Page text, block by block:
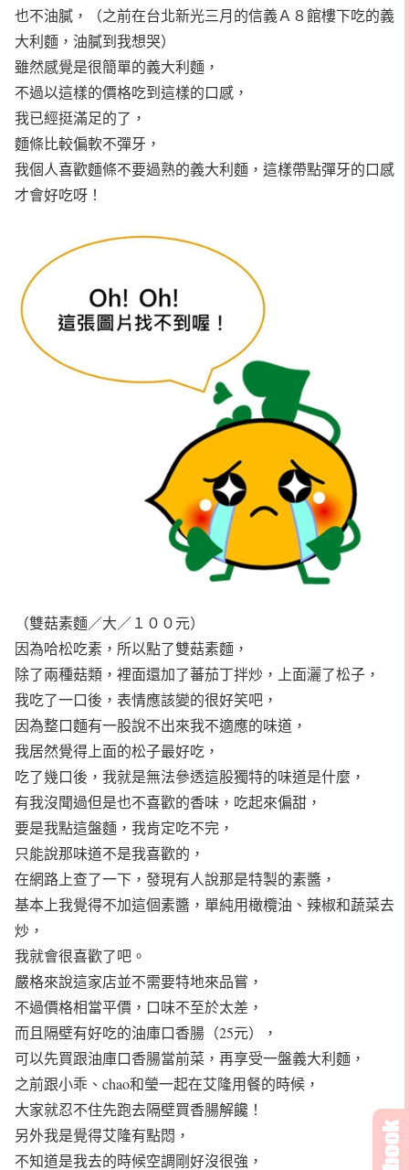
也不油膩，（之前在台北新光三月的信義Ａ８館樓下吃的義
大利麵，油膩到我想哭）
雖然感覺是很簡單的義大利麵，
不過以這樣的價格吃到這樣的口感，
我已經挺滿足的了，
麵條比較偏軟不彈牙，
我個人喜歡麵條不要過熟的義大利麵，這樣帶點彈牙的口感
才會好吃呀！
（雙菇素麵／大／１００元）
因為哈松吃素，所以點了雙菇素麵，
除了兩種菇類，裡面還加了蕃茄丁拌炒，上面灑了松子，
我吃了一口後，表情應該變的很好笑吧，
因為整口麵有一股說不出來我不適應的味道，
我居然覺得上面的松子最好吃，
吃了幾口後，我就是無法參透這股獨特的味道是什麼，
有我沒聞過但是也不喜歡的香味，吃起來偏甜，
要是我點這盤麵，我肯定吃不完，
只能說那味道不是我喜歡的，
在網路上查了一下，發現有人說那是特製的素醬，
基本上我覺得不加這個素醬，單純用橄欖油、辣椒和蔬菜去
炒，
我就會很喜歡了吧。
嚴格來說這家店並不需要特地來品嘗，
不過價格相當平價，口味不至於太差，
而且隔壁有好吃的油庫口香腸（25元），
可以先買跟油庫口香腸當前菜，再享受一盤義大利麵，
之前跟小乖、chao和瑩一起在艾隆用餐的時候，
大家就忍不住先跑去隔壁買香腸解饞！
另外我是覺得艾隆有點悶，
不知道是我去的時候空調剛好沒很強，